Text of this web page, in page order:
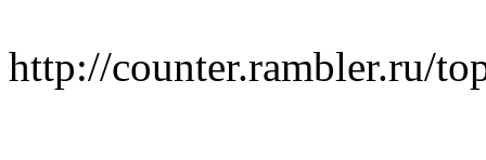
http://counter.rambler.ru/